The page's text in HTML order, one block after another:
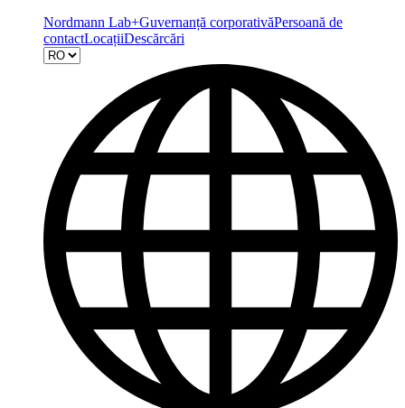
Nordmann Lab+Guvernanță corporativăPersoană de
contactLocațiiDescărcări